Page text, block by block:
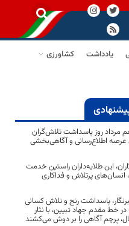
یادداشت
کشاورزی
مرداد روز پاسداشت تلاش‌گران
عرصه اطلاع‌رسانی و آگاهی‌بخشی
این طلایه‌داران راستین خدمت
انسان‌های پرتلاش و فداکاری
پاسداشت رنج و تلاش کسانی
خط مقدم جهاد تبیین، با نثار
پرچم آگاهی را بر دوش می‌کشند